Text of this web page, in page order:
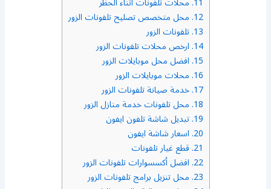
12. محل متخصص تصليح تلفونات الزور
13. تلفونات الزور
14. ارخص محلات تلفونات الزور
15. افضل محل موبايلات الزور
16. محلات موبايلات الزور
17. خدمة صيانة تلفونات الزور
18. محل تلفونات خدمة منازل الزور
19. تبديل شاشة تلفون ايفون
20. اسعار شاشة ايفون
21. قطع غيار تلفونات
22. افضل أكسسوارات تلفونات الزور
23. محل تنزيل برامج تلفونات الزور